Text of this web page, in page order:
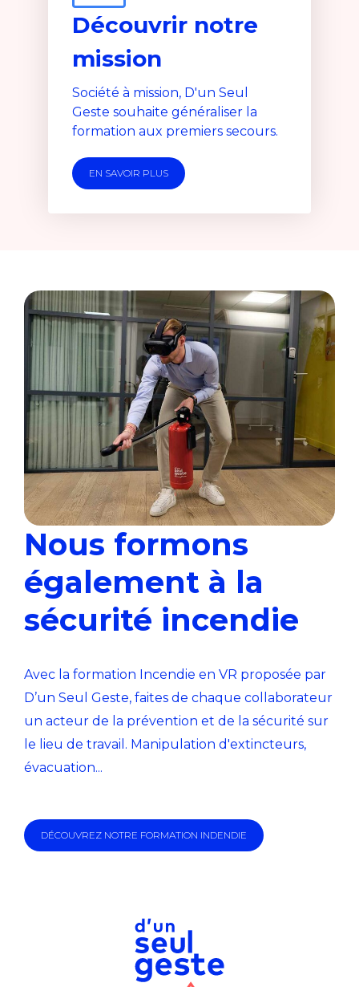
Découvrir notre
mission
Société à mission, D'un Seul
Geste souhaite généraliser la
formation aux premiers secours.
EN SAVOIR PLUS
Nous formons
également à la
sécurité incendie
Avec la formation Incendie en VR proposée par
D’un Seul Geste, faites de chaque collaborateur
un acteur de la prévention et de la sécurité sur
le lieu de travail. Manipulation d'extincteurs,
évacuation...
DÉCOUVREZ NOTRE FORMATION INDENDIE